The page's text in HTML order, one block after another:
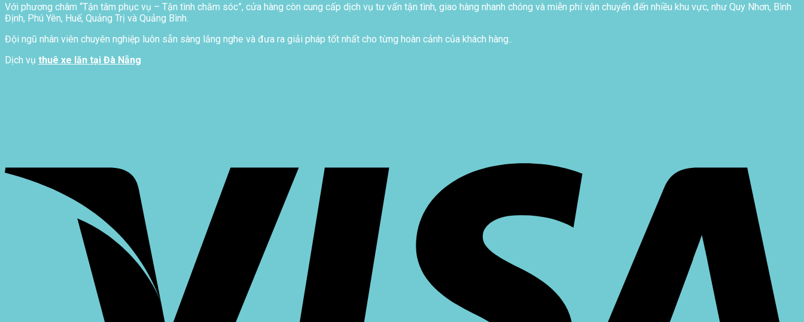
Với phương châm “Tận tâm phục vụ – Tận tình chăm sóc”, cửa hàng còn cung cấp dịch vụ tư vấn tận tình, giao hàng nhanh chóng và miễn phí vận chuyển đến nhiều khu vực, như Quy Nhơn, Bình
Định, Phú Yên, Huế, Quảng Trị và Quảng Bình.
Đội ngũ nhân viên chuyên nghiệp luôn sẵn sàng lắng nghe và đưa ra giải pháp tốt nhất cho từng hoàn cảnh của khách hàng..
Dịch vụ thuê xe lăn tại Đà Nẵng